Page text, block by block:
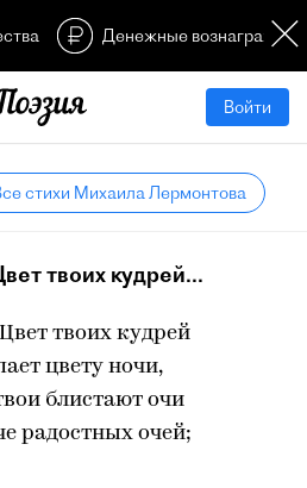
Денежные
Войти
стихи Михаила Лермонтова
твоих кудрей...
твоих кудрей
цвету ночи,
блистают очи
радостных очей;